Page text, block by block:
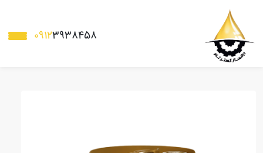
09123938458